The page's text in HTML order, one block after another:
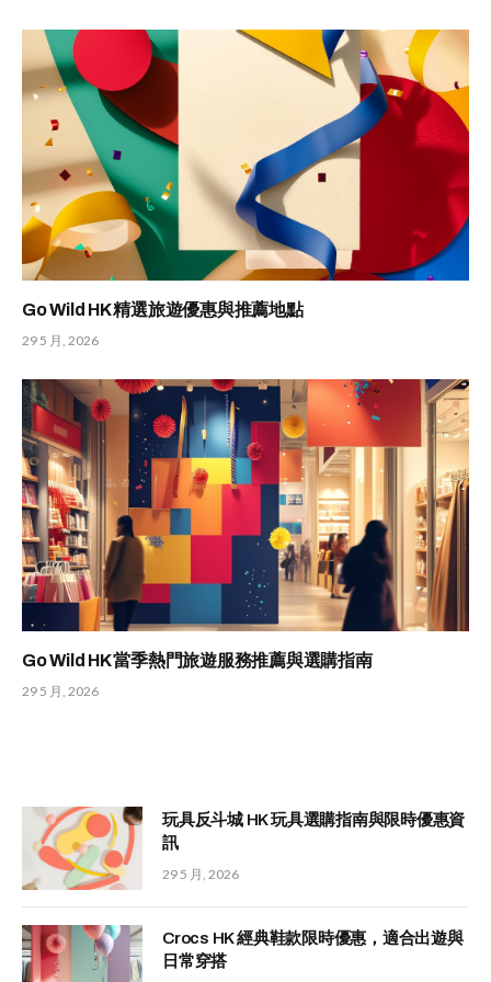
Go Wild HK 精選旅遊優惠與推薦地點
29 5 月, 2026
Go Wild HK 當季熱門旅遊服務推薦與選購指南
29 5 月, 2026
玩具反斗城 HK 玩具選購指南與限時優惠資
訊
29 5 月, 2026
Crocs HK 經典鞋款限時優惠，適合出遊與
日常穿搭